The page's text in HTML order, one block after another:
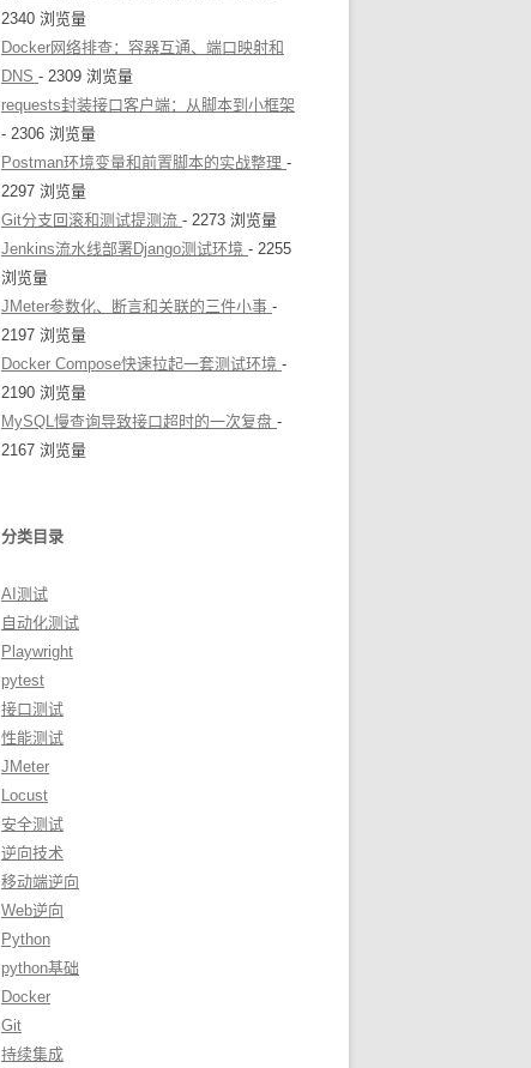
2340 浏览量
Docker网络排查：容器互通、端口映射和
DNS - 2309 浏览量
requests封装接口客户端：从脚本到小框架
- 2306 浏览量
Postman环境变量和前置脚本的实战整理 -
2297 浏览量
Git分支回滚和测试提测流 - 2273 浏览量
Jenkins流水线部署Django测试环境 - 2255
浏览量
JMeter参数化、断言和关联的三件小事 -
2197 浏览量
Docker Compose快速拉起一套测试环境 -
2190 浏览量
MySQL慢查询导致接口超时的一次复盘 -
2167 浏览量
分类目录
AI测试
自动化测试
Playwright
pytest
接口测试
性能测试
JMeter
Locust
安全测试
逆向技术
移动端逆向
Web逆向
Python
python基础
Docker
Git
持续集成